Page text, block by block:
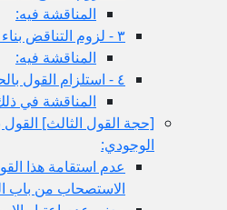
المناقشة فيه:
٣ - لزوم التناقض بناء على الحجية و المناقشة فيه:
المناقشة فيه:
٤ - استلزام القول بالحجية ترجيح بينة النافي:
المناقشة في
[حجة القول الثالث‏]
الوجودي:
عدم استقامة هذا
الاستصحاب من باب